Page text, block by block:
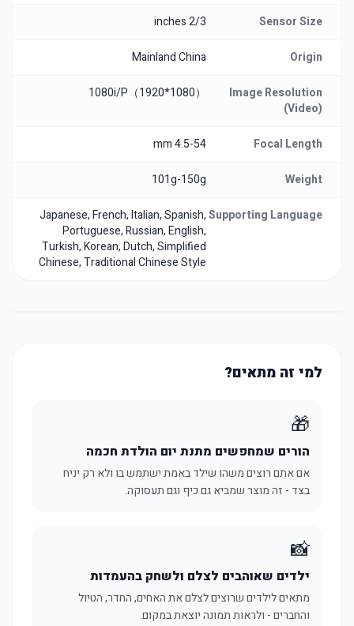
Sensor Size
2/3 inches
Origin
Mainland China
Image Resolution
(Video)
1080i/P（1920*1080）
Focal Length
4.5-54 mm
Weight
101g-150g
Supporting Language
Japanese, French, Italian, Spanish,
Portuguese, Russian, English,
Turkish, Korean, Dutch, Simplified
Chinese, Traditional Chinese Style
למי זה מתאים?
🎁
הורים שמחפשים מתנת יום הולדת חכמה
אם אתם רוצים משהו שילד באמת ישתמש בו ולא רק יניח
בצד - זה מוצר שמביא גם כיף וגם תעסוקה.
📸
ילדים שאוהבים לצלם ולשחק בהעמדות
מתאים לילדים שרוצים לצלם את האחים, החדר, הטיול
והחברים - ולראות תמונה יוצאת במקום.